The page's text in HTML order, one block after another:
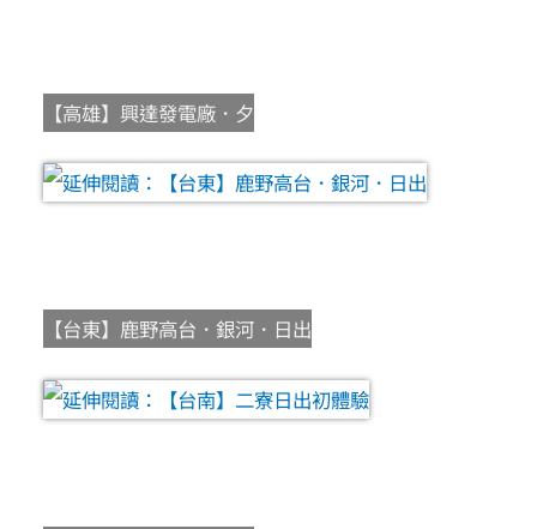
【高雄】興達發電廠．夕
【台東】鹿野高台．銀河．日出